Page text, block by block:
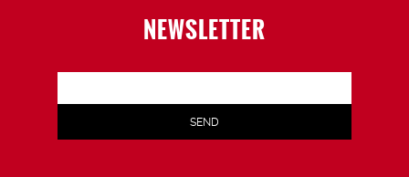
NEWSLETTER